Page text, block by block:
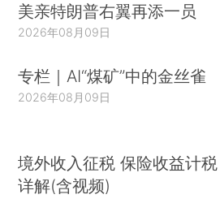
美亲特朗普右翼再添一员
2026年08月09日
专栏｜AI“煤矿”中的金丝雀
2026年08月09日
境外收入征税 保险收益计税
详解(含视频)